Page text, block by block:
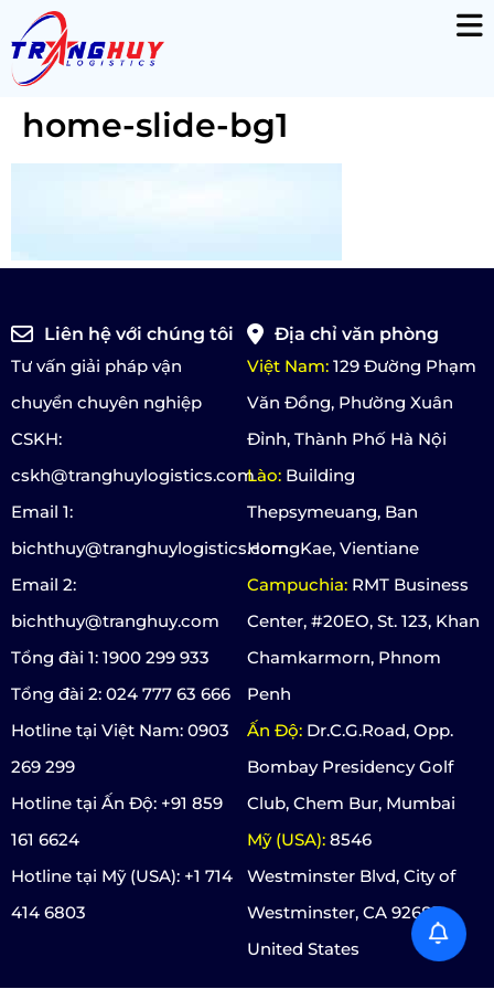
home-slide-bg1
Liên hệ với chúng tôi
Tư vấn giải pháp vận
chuyển chuyên nghiệp
CSKH:
cskh@tranghuylogistics.com
Email 1:
bichthuy@tranghuylogistics.com
Email 2:
bichthuy@tranghuy.com
Tổng đài 1: 1900 299 933
Tổng đài 2: 024 777 63 666
Hotline tại Việt Nam: 0903
269 299
Hotline tại Ấn Độ: +91 859
161 6624
Hotline tại Mỹ (USA): +1 714
414 6803
Địa chỉ văn phòng
Việt Nam: 129 Đường Phạm
Văn Đồng, Phường Xuân
Đỉnh, Thành Phố Hà Nội
Lào: Building
Thepsymeuang, Ban
HorngKae, Vientiane
Campuchia: RMT Business
Center, #20EO, St. 123, Khan
Chamkarmorn, Phnom
Penh
Ấn Độ: Dr.C.G.Road, Opp.
Bombay Presidency Golf
Club, Chem Bur, Mumbai
Mỹ (USA): 8546
Westminster Blvd, City of
Westminster, CA 92683,
United States